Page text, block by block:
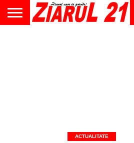
ACTUALITATE